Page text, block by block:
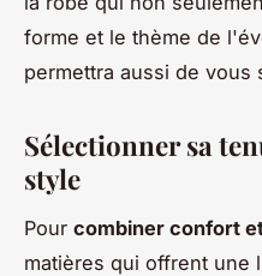
forme et le thème de
permettra aussi de
Sélectionner sa
style
Pour combiner confort
matières qui offrent une